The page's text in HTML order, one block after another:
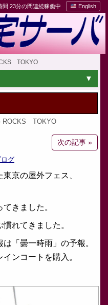
間 23分の間連続稼働中 English
TOKYO
ROCKS TOKYO
次の記事 »
ログ
京の屋外フェス、
きました。
れてきました。
「曇一時雨」の予報。
ンコートを購入。